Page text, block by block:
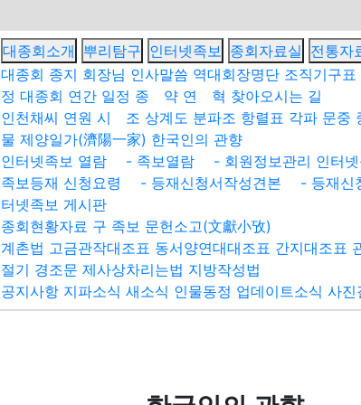
대종회소개 뿌리탐구 인터넷족보 종회자료실 전통자
대종회 종지 회장님 인사말씀 역대회장명단 조직기구표
정 대종회 연간 일정 종 약 연 혁 찾아오시는 길
인천채씨 연원 시 조 상계도 분파조 항렬표 각파 문중
물 제양일가(濟陽一家) 한국인의 관향
인터넷족보 열람
- 족보열람 - 회원정보관리 인터
족보등재 신청요령
- 등재신청서작성견본 - 등재신
터넷족보 게시판
종회현황자료 구 족보 문헌소고(文獻小攷)
계촌법 고금관작대조표 동서양연대대조표 간지대조표
절기 경조문 제사상차리는법 지방작성법
공지사항 지파소식 새소식 인물동정 업데이트소식 사진